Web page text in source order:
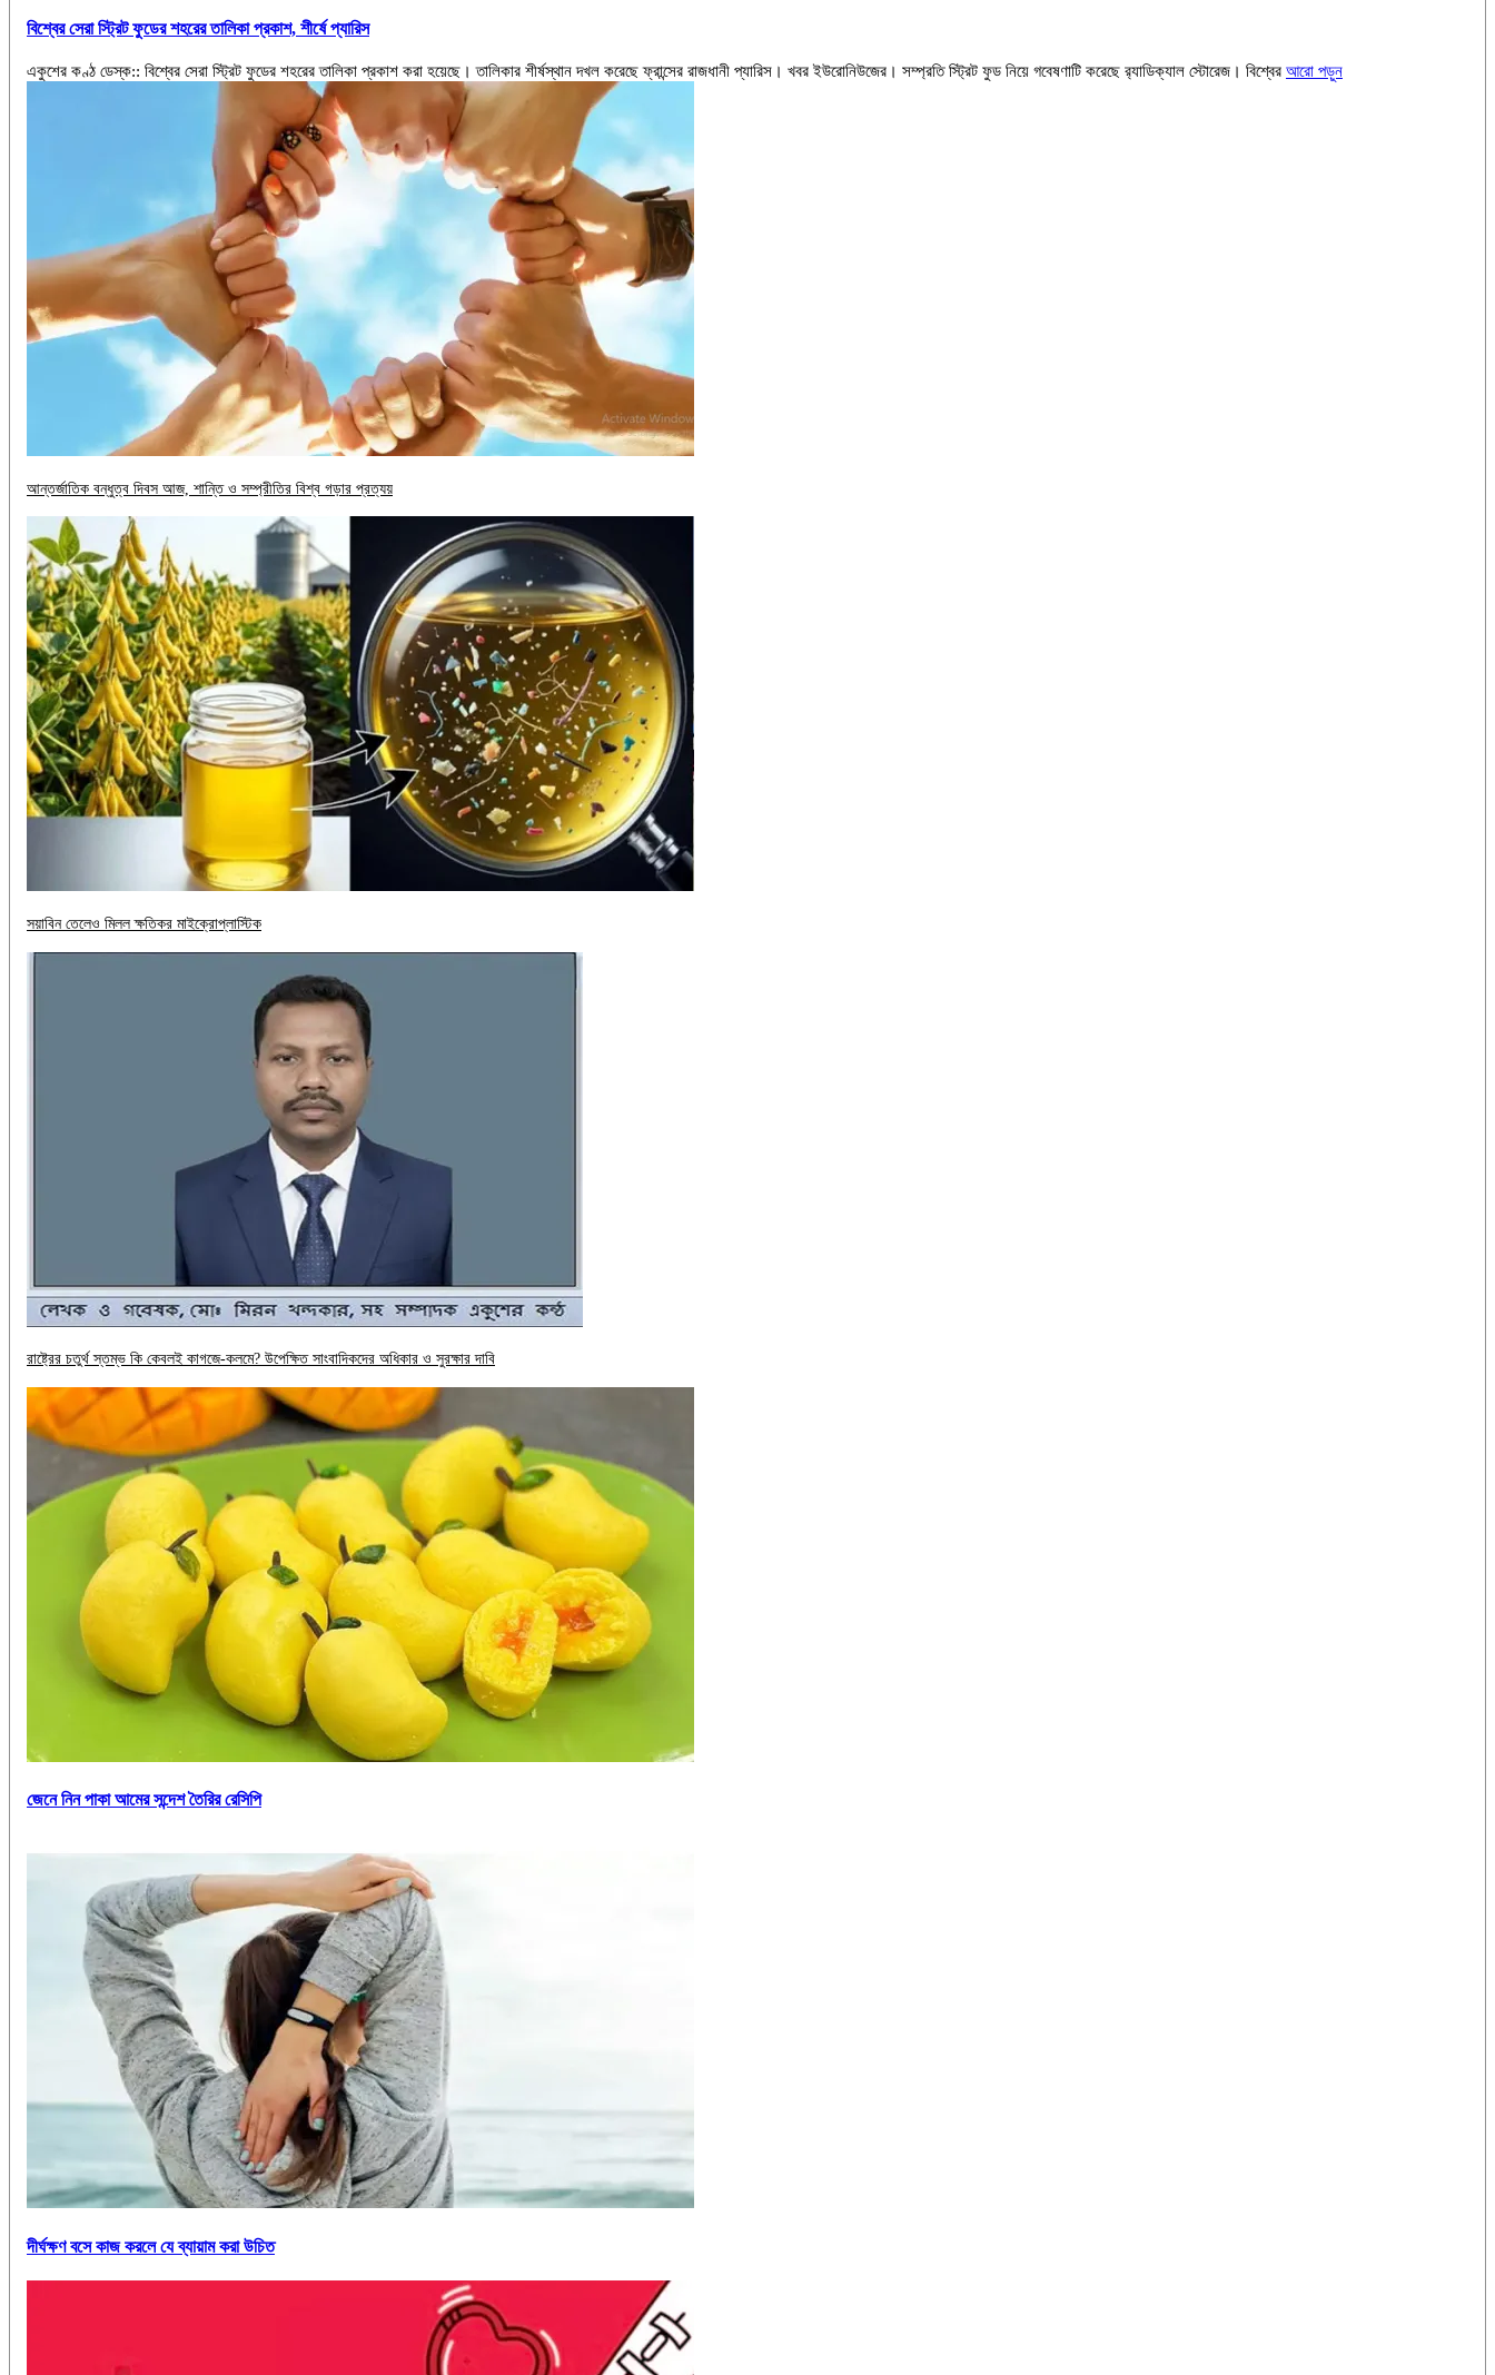
বিশ্বের সেরা স্ট্রিট ফুডের শহরের তালিকা প্রকাশ, শীর্ষে প্যারিস
একুশের কণ্ঠ ডেস্ক:: বিশ্বের সেরা স্ট্রিট ফুডের শহরের তালিকা প্রকাশ করা হয়েছে। তালিকার শীর্ষস্থান দখল করেছে ফ্রান্সের রাজধানী প্যারিস। খবর ইউরোনিউজের। সম্প্রতি স্ট্রিট ফুড নিয়ে গবেষণাটি করেছে র‌্যাডিক্যাল স্টোরেজ। বিশ্বের আরো পড়ুন
আন্তর্জাতিক বন্ধুত্ব দিবস আজ, শান্তি ও সম্প্রীতির বিশ্ব গড়ার প্রত্যয়
সয়াবিন তেলেও মিলল ক্ষতিকর মাইক্রোপ্লাস্টিক
রাষ্ট্রের চতুর্থ স্তম্ভ কি কেবলই কাগজে-কলমে? উপেক্ষিত সাংবাদিকদের অধিকার ও সুরক্ষার দাবি
জেনে নিন পাকা আমের সন্দেশ তৈরির রেসিপি
দীর্ঘক্ষণ বসে কাজ করলে যে ব্যায়াম করা উচিত